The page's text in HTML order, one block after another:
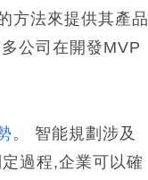
方法來提供其產品
公司在開發MVP
。 智能規劃涉及
過程,企業可以確